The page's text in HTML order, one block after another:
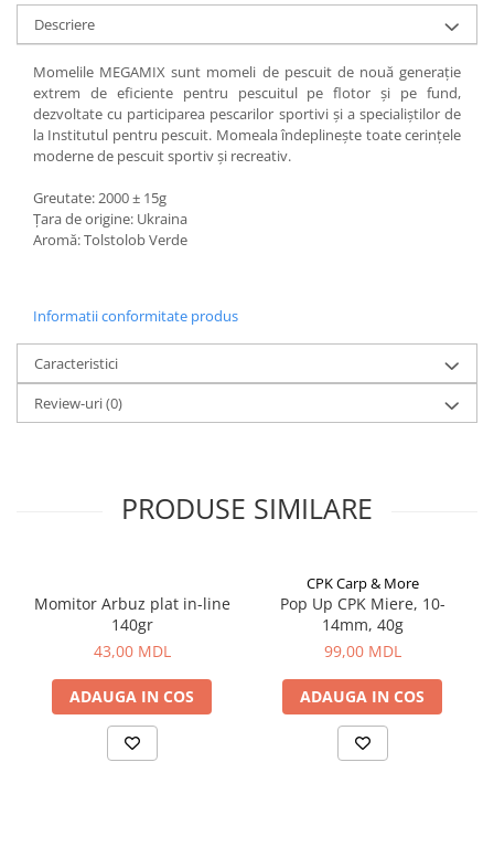
Altele
Rucsac
Accesorii conexe pescuit
Cântare
Instrumente
Ochelari
Barci, sonare
Accesorii pentru barci
Barci
Camping pescuit
Accesorii
Aragazuri, incalzitoare
Corturi, Pavilioane
Frigidere
Umbrele
Imbracaminte, incaltaminte
Imbracaminte
Incaltaminte
Pescuit la Fitofag
Descriere
Momelile MEGAMIX sunt momeli de pescuit de nouă generație
extrem de eficiente pentru pescuitul pe flotor și pe fund,
dezvoltate cu participarea pescarilor sportivi și a specialiștilor de
la Institutul pentru pescuit. Momeala îndeplinește toate cerințele
moderne de pescuit sportiv și recreativ.
Greutate: 2000 ± 15g
Țara de origine: Ukraina
Aromă: Tolstolob Verde
Informatii conformitate produs
Caracteristici
Review-uri(0)
PRODUSE SIMILARE
Momitor Arbuz plat in-line
140gr
43,00 MDL
ADAUGA IN COS
CPK Carp & More
Pop Up CPK Miere, 10-
14mm, 40g
99,00 MDL
ADAUGA IN COS